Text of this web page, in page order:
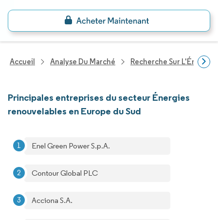
Accueil Analyse Du Marché Recherche Sur
Principales entreprises du secteur Énergies
renouvelables en Europe du Sud
Enel Green Power S.p.A.
Contour Global PLC
Acciona S.A.